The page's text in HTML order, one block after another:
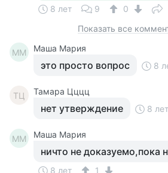
8 лет 9
0
Показать все
ММ Маша Мария
это просто вопрос 8
ТЦ Тамара Цццц
нет утверждение 8 лет
ММ Маша Мария
ничто не доказуемо,пока
8 лет 1